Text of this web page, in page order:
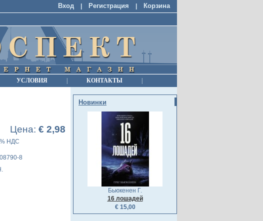
Вход Регистрация Корзина
УСЛОВИЯ КОНТАКТЫ
Цена: € 2,98
НДС
8
Новинки
Бьюкенен Г.
16 лошадей
€ 15,00